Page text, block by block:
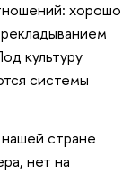
хорошо
культуру
системы
стране
нет на